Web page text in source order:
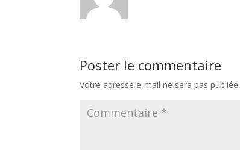
Poster le commentaire
Votre adresse e-mail ne sera pas publiée.